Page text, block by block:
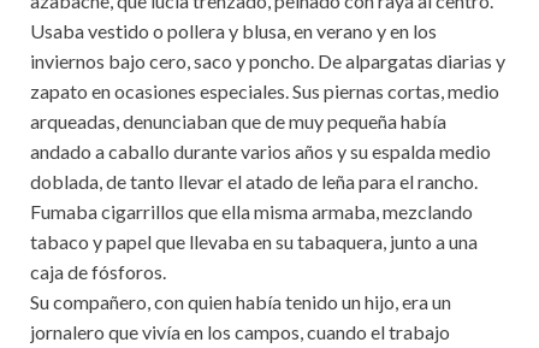
Usaba vestido o pollera y blusa, en verano y en los
inviernos bajo cero, saco y poncho. De alpargatas diarias y
zapato en ocasiones especiales. Sus piernas cortas, medio
arqueadas, denunciaban que de muy pequeña había
andado a caballo durante varios años y su espalda medio
doblada, de tanto llevar el atado de leña para el rancho.
Fumaba cigarrillos que ella misma armaba, mezclando
tabaco y papel que llevaba en su tabaquera, junto a una
caja de fósforos.
Su compañero, con quien había tenido un hijo, era un
jornalero que vivía en los campos, cuando el trabajo